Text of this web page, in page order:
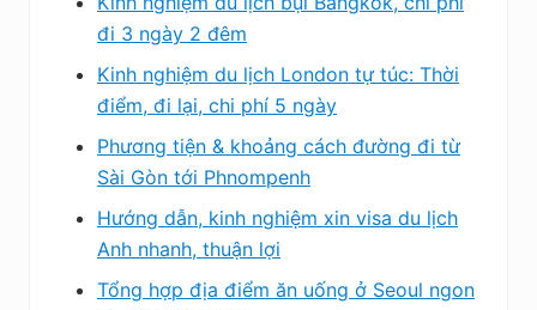
đi 3 ngày 2 đêm
Kinh nghiệm du lịch London tự túc: Thời
điểm, đi lại, chi phí 5 ngày
Phương tiện & khoảng cách đường đi từ
Sài Gòn tới Phnompenh
Hướng dẫn, kinh nghiệm xin visa du lịch
Anh nhanh, thuận lợi
Tổng hợp địa điểm ăn uống ở Seoul ngon